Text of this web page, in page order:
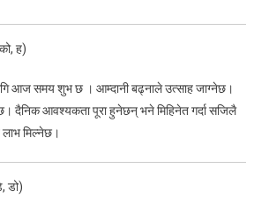
ह)
आज समय शुभ छ । आम्दानी बढ्नाले उत्साह जाग्नेछ।
दैनिक आवश्यकता पूरा हुनेछन् भने मिहिनेत गर्दा सजिलै
लाभ मिल्नेछ।
डो)